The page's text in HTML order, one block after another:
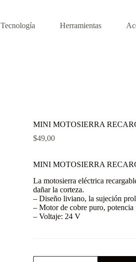
Tecnología Herramientas
MINI MOTOSIERRA
$49,00
MINI MOTOSIERRA
La motosierra eléctrica
dañar la corteza.
– Diseño liviano, la sujeción
– Motor de cobre puro,
– Voltaje: 24 V